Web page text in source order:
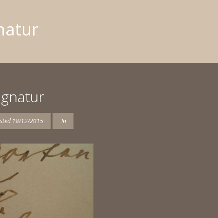
18/12/2015 In